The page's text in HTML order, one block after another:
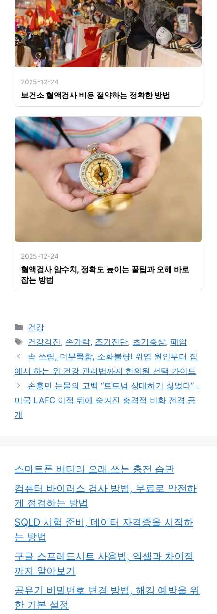
2025-12-24
보건소 혈액검사 비용 절약하는 정확한 방법
2025-12-24
혈액검사 암수치, 정확도 높이는 꿀팁과 오해 바로
잡는 방법
카
테
리
건강
태
그
건강검진, 손가락, 조기진단, 초기증상,폐암
속 쓰림, 더부룩함, 소화불량! 위염 원인부터 집
에서 하는 위 건강 관리법까지 한의원 선택 가이드
손흥민 눈물의 고백 “토트넘 상대하기 싫었다”…
미국 LAFC 이적 뒤에 숨겨진 충격적 비화 전격 공
개
스마트폰 배터리 오래 쓰는 충전 습관
컴퓨터 바이러스 검사 방법, 무료로 안전하
게 점검하는 방법
SQLD 시험 준비, 데이터 자격증을 시작하
는 방법
구글 스프레드시트 사용법, 엑셀과 차이점
까지 알아보기
공유기 비밀번호 변경 방법, 해킹 예방을 위
한 기본 설정